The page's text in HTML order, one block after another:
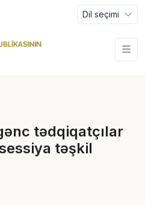
Dil seçimi
tədqiqatçılar
təşkil